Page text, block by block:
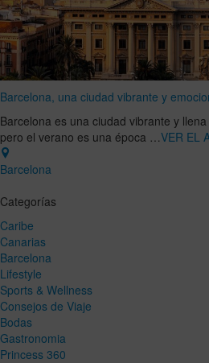
Barcelona, una ciudad vibrante y
Barcelona es una ciudad vibrante y
pero el verano es una época …VER EL
Barcelona
Categorías
Caribe
Canarias
Barcelona
Lifestyle
Sports & Wellness
Consejos de Viaje
Bodas
Gastronomia
Princess 360